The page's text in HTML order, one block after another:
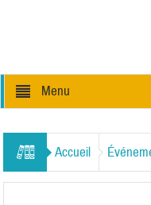
Menu
Accueil